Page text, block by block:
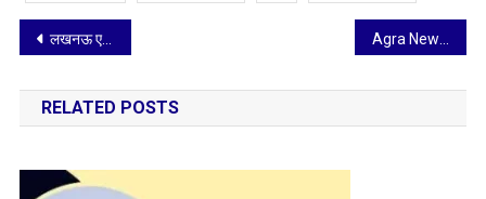
Post
navigation
लखनऊ एक्सप्रेस-वे पर कार का टायर फटा, छह लोग घायल
RELATED POSTS